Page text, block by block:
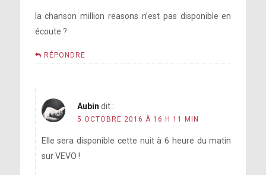
la chanson million reasons n’est pas disponible en
écoute ?
RÉPONDRE
Aubin dit :
5 OCTOBRE 2016 À 16 H 11 MIN
Elle sera disponible cette nuit à 6 heure du matin
sur VEVO !